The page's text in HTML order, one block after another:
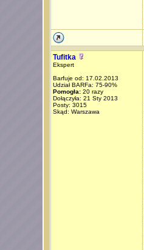
Tufitka
Ekspert
Barfuje od: 17.02.2013
Udział BARFa: 75-90%
Pomogła:20 razy
Dołączyła: 21 Sty 2013
Posty: 3015
Skąd: Warszawa